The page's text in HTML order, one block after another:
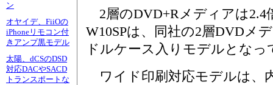
ン
オヤイデ、FiiOの
iPhoneリモコン付
きアンプ黒モデル
太陽、dCSのDSD
対応DACやSACD
トランスポートな
2層のDVD+Rメディアは2.4
W10SPは、同社の2層DVDメ
ドルケース入りモデルとなっ
ワイド印刷対応モデルは、